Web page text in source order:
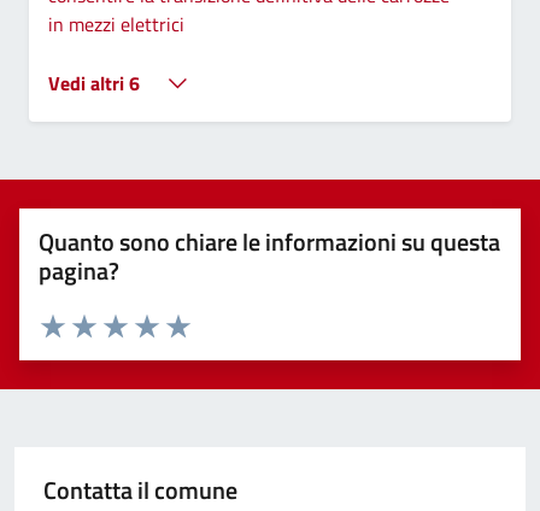
in mezzi elettrici
Vedi altri 6
Quanto sono chiare le informazioni su questa
pagina?
Valuta 5 stelle su 5
Valuta 4 stelle su 5
Valuta 3 stelle su 5
Valuta 2 stelle su 5
Valuta 1 stelle su 5
Contatta il comune